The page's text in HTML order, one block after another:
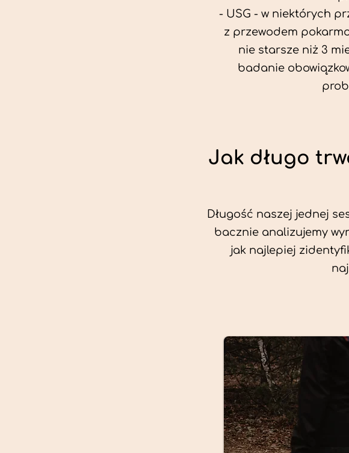
- USG - w niektórych
z przewodem
nie starsze niż 3
badanie
Jak długo
Długość naszej jednej
bacznie analizujemy
jak najlepiej